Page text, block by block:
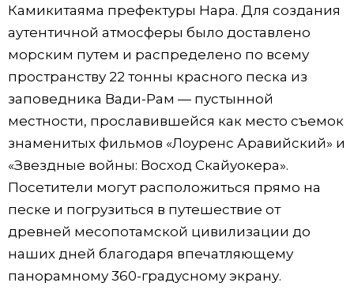
От редакции
Камикитаяма префектуры Нара. Для создания
аутентичной атмосферы было доставлено
морским путем и распределено по всему
пространству 22 тонны красного песка из
заповедника Вади-Рам — пустынной
местности, прославившейся как место съемок
знаменитых фильмов «Лоуренс Аравийский» и
«Звездные войны: Восход Скайуокера».
Посетители могут расположиться прямо на
песке и погрузиться в путешествие от
древней месопотамской цивилизации до
наших дней благодаря впечатляющему
панорамному 360-градусному экрану.